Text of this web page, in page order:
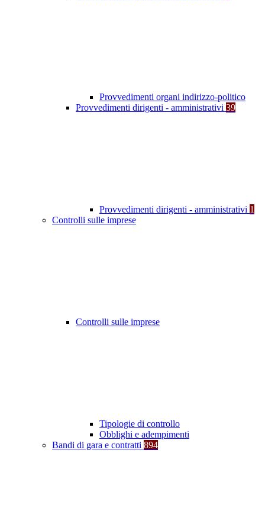
Provvedimenti organi indirizzo-politico
Provvedimenti dirigenti - amministrativi 39
Provvedimenti dirigenti - amministrativi 1
Controlli sulle imprese
Controlli sulle imprese
Tipologie di controllo
Obblighi e adempimenti
Bandi di gara e contratti 894